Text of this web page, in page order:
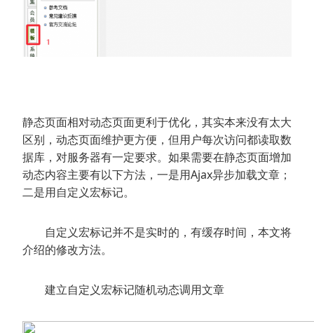
静态页面相对动态页面更利于优化，其实本来没有太大
区别，动态页面维护更方便，但用户每次访问都读取数
据库，对服务器有一定要求。如果需要在静态页面增加
动态内容主要有以下方法，一是用Ajax异步加载文章；
二是用自定义宏标记。
自定义宏标记并不是实时的，有缓存时间，本文将
介绍的修改方法。
建立自定义宏标记随机动态调用文章